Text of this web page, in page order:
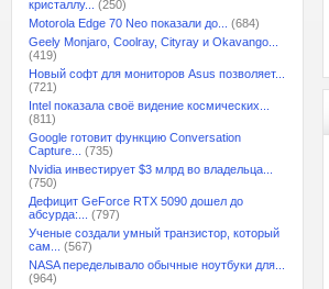
кристаллу...
(250)
Motorola Edge 70 Neo показали до...
(684)
Geely Monjaro, Coolray, Cityray и Okavango...
(419)
Новый софт для мониторов Asus позволяет...
(721)
Intel показала своё видение космических...
(811)
Google готовит функцию Conversation
Capture...
(735)
Nvidia инвестирует $3 млрд во владельца...
(750)
Дефицит GeForce RTX 5090 дошел до
абсурда:...
(797)
Ученые создали умный транзистор, который
сам...
(567)
NASA переделывало обычные ноутбуки для...
(964)